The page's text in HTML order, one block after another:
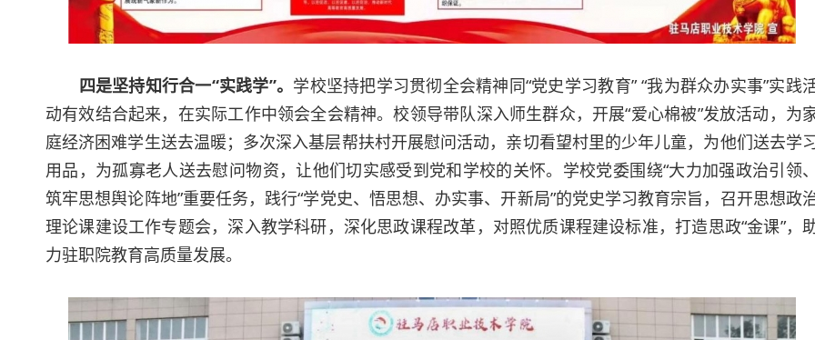
四是坚持知行合一“实践学”。 学校坚持把学习贯彻全会精神同“党史学习教育” “我为群众办实事”实践
动有效结合起来，在实际工作中领会全会精神。校领导带队深入师生群众，开展“爱心棉被”发放活动，为
庭经济困难学生送去温暖；多次深入基层帮扶村开展慰问活动，亲切看望村里的少年儿童，为他们送去学
用品，为孤寡老人送去慰问物资，让他们切实感受到党和学校的关怀。学校党委围绕“大力加强政治引领
筑牢思想舆论阵地”重要任务，践行“学党史、悟思想、办实事、开新局”的党史学习教育宗旨，召开思想政
理论课建设工作专题会，深入教学科研，深化思政课程改革，对照优质课程建设标准，打造思政“金课”，
力驻职院教育高质量发展。